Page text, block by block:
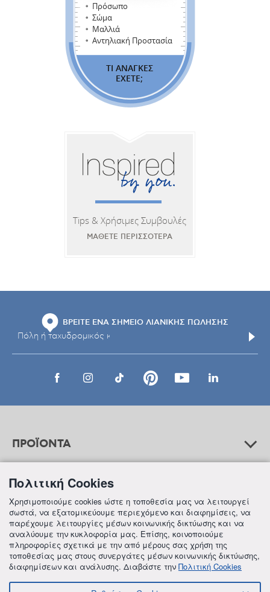
Πρόσωπο
Σώμα
Μαλλιά
Αντηλιακή Προστασία
ΤΙ ΑΝΑΓΚΕΣ
ΕΧΕΤΕ;
Tips & Χρήσιμες Συμβουλές
ΜΑΘΕΤΕ ΠΕΡΙΣΣΟΤΕΡΑ
ΒΡΕΙΤΕ ΕΝΑ ΣΗΜΕΙΟ ΛΙΑΝΙΚΗΣ ΠΩΛΗΣΗΣ
ΠΡΟΪΟΝΤΑ
ΒΟΗΘΕΙΑ
ΠΛΗΡΟΦΟΡΙΕΣ
Πολιτική Cookies
Χρησιμοποιούμε cookies ώστε η τοποθεσία μας να λειτουργεί
σωστά, να εξατομικεύουμε περιεχόμενο και διαφημίσεις, να
παρέχουμε λειτουργίες μέσων κοινωνικής δικτύωσης και να
αναλύουμε την κυκλοφορία μας. Επίσης, κοινοποιούμε
πληροφορίες σχετικά με την από μέρους σας χρήση της
τοποθεσίας μας στους συνεργάτες μέσων κοινωνικής δικτύωσης,
διαφημίσεων και ανάλυσης. Διαβάστε την Πολιτική Cookies